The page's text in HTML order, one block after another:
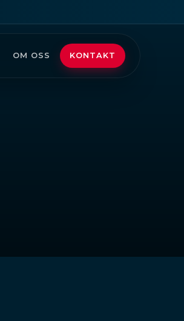
OM OSS KONTAKT